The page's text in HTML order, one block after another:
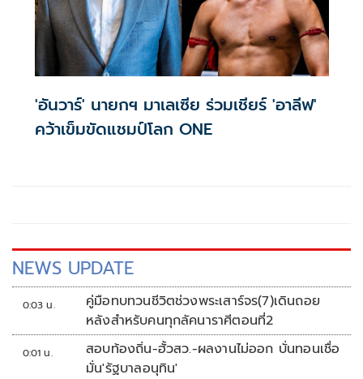
'อันวาร์' นายกฯ มาเลเซีย ร่วมเชียร์ 'อาลีฟ'
คว้าเข็มขัดแชมป์โลก ONE
NEWS UPDATE
0:03 น.
คู่มือทบทวนชีวิตช่วงพระเสาร์จร(7)เดินถอย
หลังสำหรับคนทุกลัคนาราศีตอนที่2
0:01 น.
สอบท้องถิ่น-ฮั้วสว.-ผลงานไม่ออก บั่นทอนเชื่อ
มั่น'รัฐบาลอนุทิน'